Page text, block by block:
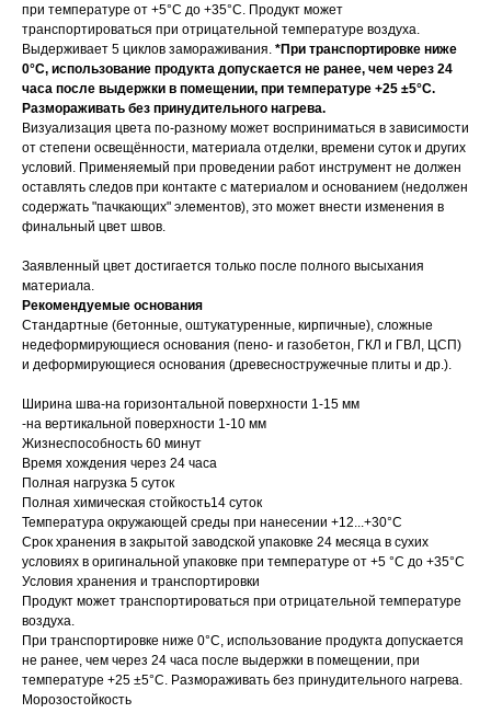
при температуре от +5°С до +35°С. Продукт может
транспортироваться при отрицательной температуре воздуха.
Выдерживает 5 циклов замораживания. *При транспортировке ниже
0°С, использование продукта допускается не ранее, чем через 24
часа после выдержки в помещении, при температуре +25 ±5°С.
Размораживать без принудительного нагрева.
Визуализация цвета по-разному может восприниматься в зависимости
от степени освещённости, материала отделки, времени суток и других
условий. Применяемый при проведении работ инструмент не должен
оставлять следов при контакте с материалом и основанием (недолжен
содержать "пачкающих" элементов), это может внести изменения в
финальный цвет швов.
Заявленный цвет достигается только после полного высыхания
материала.
Рекомендуемые основания
Стандартные (бетонные, оштукатуренные, кирпичные), сложные
недеформирующиеся основания (пено- и газобетон, ГКЛ и ГВЛ, ЦСП)
и деформирующиеся основания (древесностружечные плиты и др.).
Ширина шва-на горизонтальной поверхности 1-15 мм
-на вертикальной поверхности 1-10 мм
Жизнеспособность 60 минут
Время хождения через 24 часа
Полная нагрузка 5 суток
Полная химическая стойкость14 суток
Температура окружающей среды при нанесении +12...+30°С
Срок хранения в закрытой заводской упаковке 24 месяца в сухих
условиях в оригинальной упаковке при температуре от +5 °С до +35°С
Условия хранения и транспортировки
Продукт может транспортироваться при отрицательной температуре
воздуха.
При транспортировке ниже 0°С, использование продукта допускается
не ранее, чем через 24 часа после выдержки в помещении, при
температуре +25 ±5°С. Размораживать без принудительного нагрева.
Морозостойкость